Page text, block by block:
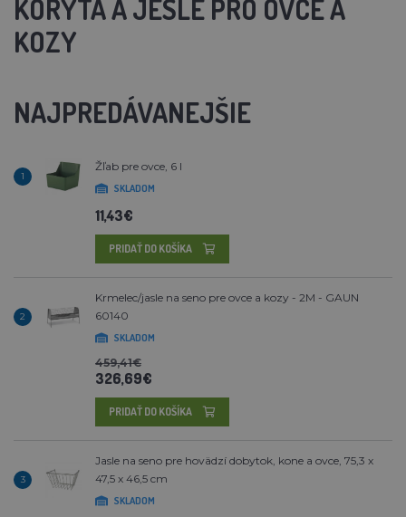
KORYTA A JESLE PRO OVCE A
KOZY
NAJPREDÁVANEJŠIE
1
Žľab pre ovce, 6 l
SKLADOM
11,43€
PRIDAŤ DO KOŠÍKA
2
Krmelec/jasle na seno pre ovce a kozy - 2M - GAUN
60140
SKLADOM
459,41€
326,69€
PRIDAŤ DO KOŠÍKA
3
Jasle na seno pre hovädzí dobytok, kone a ovce, 75,3 x
47,5 x 46,5 cm
SKLADOM